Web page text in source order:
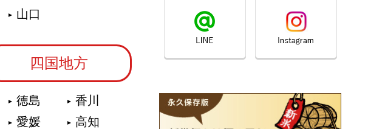
山口
四国地方
徳島
香川
愛媛
高知